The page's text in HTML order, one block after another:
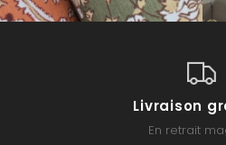
Livraison
En retrait